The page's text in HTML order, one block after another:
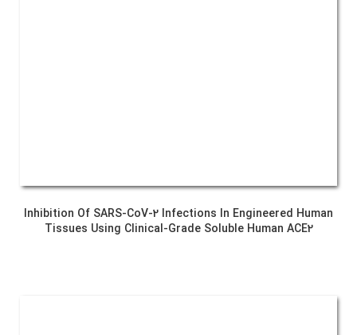
Inhibition Of SARS-CoV-2 Infections In Engineered Human
Tissues Using Clinical-Grade Soluble Human ACE2